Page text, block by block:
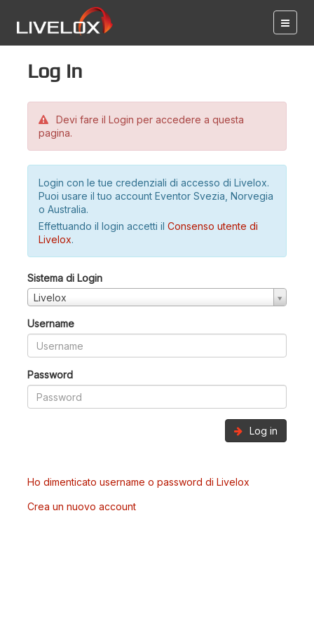
Log in
Devi fare il Login per accedere a questa
pagina.
Login con le tue credenziali di accesso di Livelox.
Puoi usare il tuo account Eventor Svezia, Norvegia
o Australia.
Effettuando il login accetti il Consenso utente di
Livelox.
Sistema di Login
Livelox
Username
Password
Log in
Ho dimenticato username o password di Livelox
Crea un nuovo account